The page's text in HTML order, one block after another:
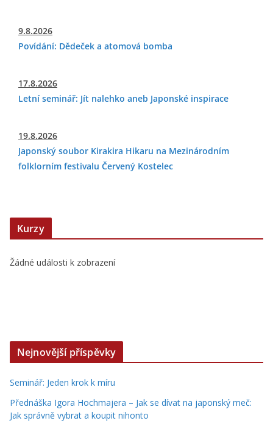
9.8.2026
Povídání: Dědeček a atomová bomba
17.8.2026
Letní seminář: Jít nalehko aneb Japonské inspirace
19.8.2026
Japonský soubor Kirakira Hikaru na Mezinárodním
folklorním festivalu Červený Kostelec
Kurzy
Žádné události k zobrazení
Nejnovější příspěvky
Seminář: Jeden krok k míru
Přednáška Igora Hochmajera – Jak se dívat na japonský meč:
Jak správně vybrat a koupit nihonto